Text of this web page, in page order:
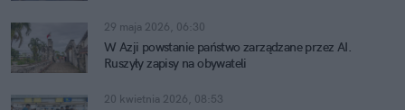
29 maja 2026, 06:30
W Azji powstanie państwo zarządzane przez AI.
Ruszyły zapisy na obywateli
20 kwietnia 2026, 08:53